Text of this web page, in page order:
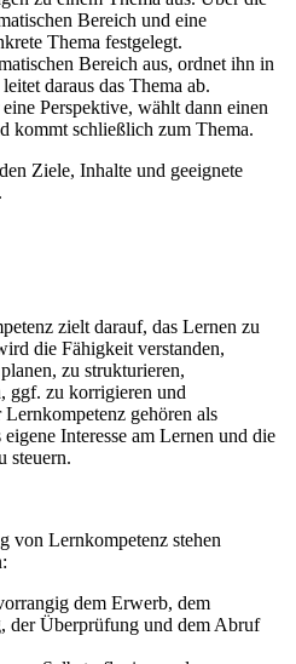
Bereich und eine
Thema festgelegt.
Bereich aus, ordnet ihn in
daraus das Thema ab.
Perspektive, wählt dann einen
kommt schließlich zum Thema.
Ziele, Inhalte und geeignete
zielt darauf, das Lernen zu
die Fähigkeit verstanden,
zu strukturieren,
ggf. zu korrigieren und
gehören als
Interesse am Lernen und die
steuern.
Lernkompetenz stehen
dem Erwerb, dem
der Überprüfung und dem Abruf